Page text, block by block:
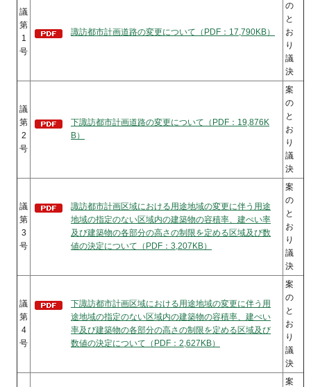
議
第
1
号
諏訪都市計画道路の変更について（PDF：17,790KB）
の
と
お
り
議
決
議
第
2
号
下諏訪都市計画道路の変更について（PDF：19,876K
B）
案
の
と
お
り
議
決
議
第
3
号
諏訪都市計画区域における用途地域の変更に伴う用途
地域の指定のない区域内の建築物の容積率、建ぺい率
及び建築物の各部分の高さの制限を定める区域及び数
値の決定について（PDF：3,207KB）
案
の
と
お
り
議
決
議
第
4
号
下諏訪都市計画区域における用途地域の変更に伴う用
途地域の指定のない区域内の建築物の容積率、建ぺい
率及び建築物の各部分の高さの制限を定める区域及び
数値の決定について（PDF：2,627KB）
案
の
と
お
り
議
決
案